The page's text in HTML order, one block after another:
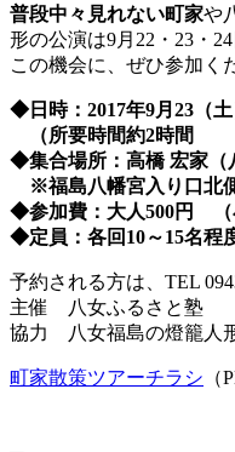
普段中々見れない町家や
形の公演は9月22・23・
この機会に、ぜひ参加く
◆ 日時： 2017年9月 23 （
（所要時間約2時間
◆集合場所：高橋 宏家（
※福島八幡宮入り口北
◆参加費：大人500円 （
◆定員：各回 10～15名程
予約される方は、TEL
主催 八女ふるさと塾
協力 八女福島の燈籠人
町家散策ツアーチラシ （